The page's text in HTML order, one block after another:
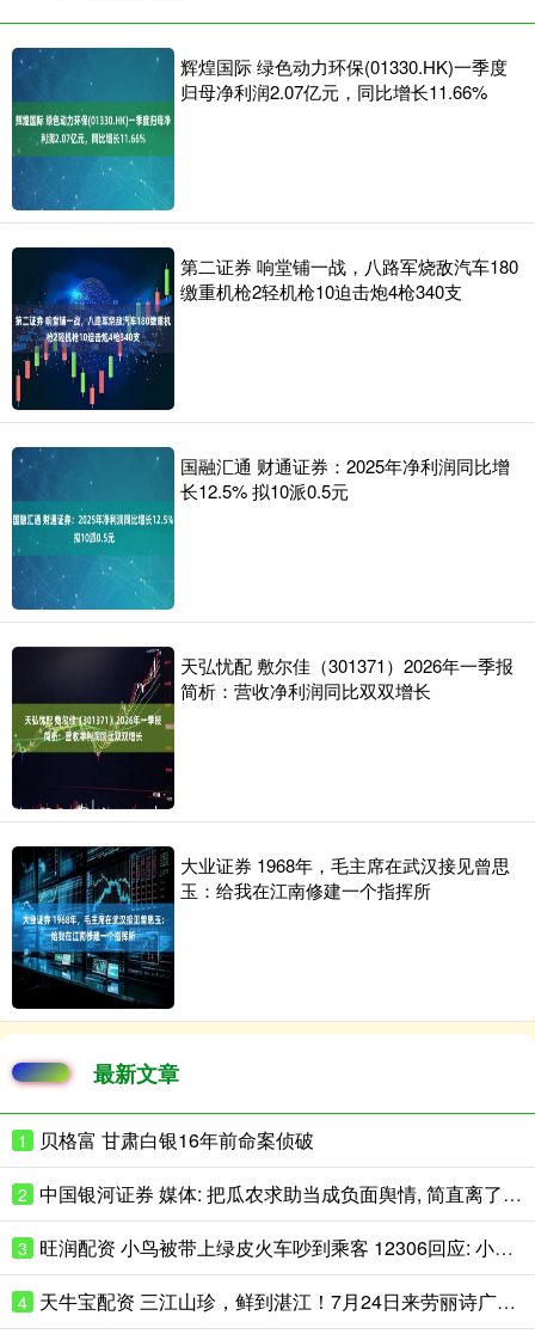
辉煌国际 绿色动力环保(01330.HK)一季度
归母净利润2.07亿元，同比增长11.66%
第二证券 响堂铺一战，八路军烧敌汽车180
缴重机枪2轻机枪10迫击炮4枪340支
国融汇通 财通证券：2025年净利润同比增
长12.5% 拟10派0.5元
天弘忧配 敷尔佳（301371）2026年一季报
简析：营收净利润同比双双增长
大业证券 1968年，毛主席在武汉接见曾思
玉：给我在江南修建一个指挥所
最新文章
1 贝格富 甘肃白银16年前命案侦破
2 中国银河证券 媒体: 把瓜农求助当成负面舆情, 简直离了个大谱!
3 旺润配资 小鸟被带上绿皮火车吵到乘客 12306回应: 小鸟、金鱼、乌龟等活动物禁止带上车
4 天牛宝配资 三江山珍，鲜到湛江！7月24日来劳丽诗广场，赴一场山海风味之约